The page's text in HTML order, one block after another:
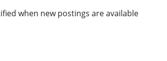
when new postings are available